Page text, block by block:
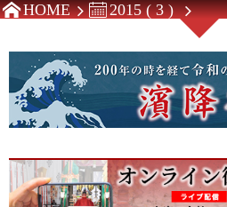
HOME 2015 ( 3 )